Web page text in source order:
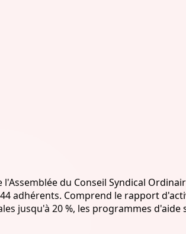
du Conseil Syndical
adhérents. Comprend le rapport
jusqu'à 20 %, les programmes